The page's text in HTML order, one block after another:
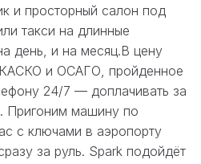
и просторный салон под
такси на длинные
день, и на месяц.В цену
и ОСАГО, пройденное
24/7 — доплачивать за
Пригоним машину по
с ключами в аэропорту
за руль. Spark подойдёт